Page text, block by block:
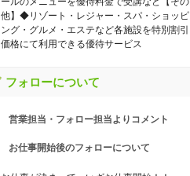
他】◆リゾート・レジャー・スパ・ショッピ
ング・グルメ・エステなど各施設を特別割引
価格にて利用できる優待サービス
フォローについて
営業担当・フォロー担当よりコメント
お仕事開始後のフォローについて